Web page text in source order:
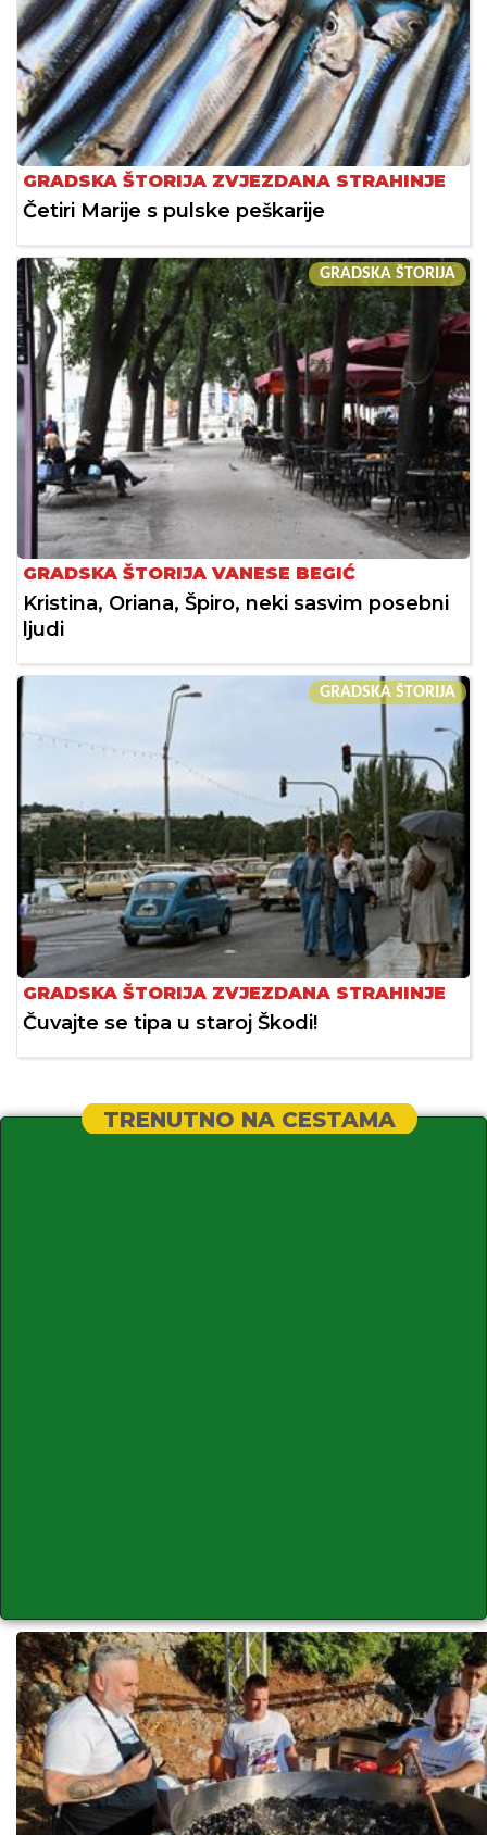
GRADSKA ŠTORIJA ZVJEZDANA STRAHINJE
Četiri Marije s pulske peškarije
GRADSKA ŠTORIJA
GRADSKA ŠTORIJA VANESE BEGIĆ
Kristina, Oriana, Špiro, neki sasvim posebni
ljudi
GRADSKA ŠTORIJA
GRADSKA ŠTORIJA ZVJEZDANA STRAHINJE
Čuvajte se tipa u staroj Škodi!
TRENUTNO NA CESTAMA